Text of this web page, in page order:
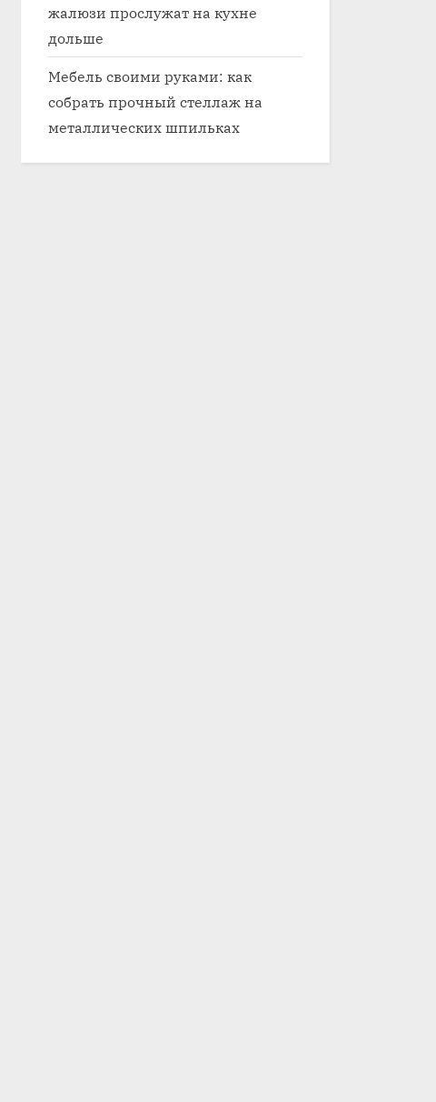
жалюзи прослужат на кухне
дольше
Мебель своими руками: как
собрать прочный стеллаж на
металлических шпильках